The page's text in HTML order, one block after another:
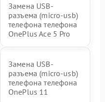
Замена USB-
разъема (micro-usb)
телефона телефона
OnePlus Ace 5 Pro
Замена USB-
разъема (micro-usb)
телефона телефона
OnePlus 11